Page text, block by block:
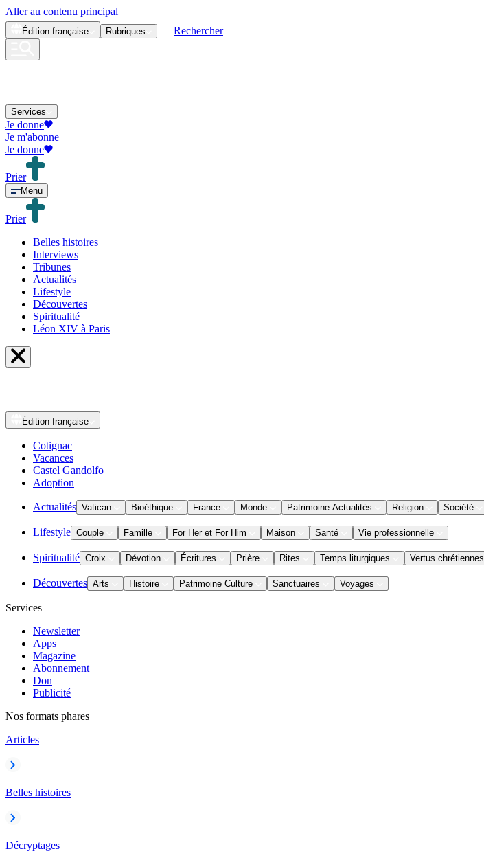
Aller au contenu principal
Édition française Rubriques Rechercher
Services
Je donne
Je m'abonne
Je donne
Prier
Menu
Prier
Belles histoires
Interviews
Tribunes
Actualités
Lifestyle
Découvertes
Spiritualité
Léon XIV à Paris
Édition française
Cotignac
Vacances
Castel Gandolfo
Adoption
Actualités Vatican Bioéthique France Monde Patrimoine Actualités Religion Société
Lifestyle Couple Famille For Her et For Him Maison Santé Vie professionnelle
Spiritualité Croix Dévotion Écritures Prière Rites Temps liturgiques Vertus chrétiennes
Découvertes Arts Histoire Patrimoine Culture Sanctuaires Voyages
Services
Newsletter
Apps
Magazine
Abonnement
Don
Publicité
Nos formats phares
Articles
Belles histoires
Décryptages